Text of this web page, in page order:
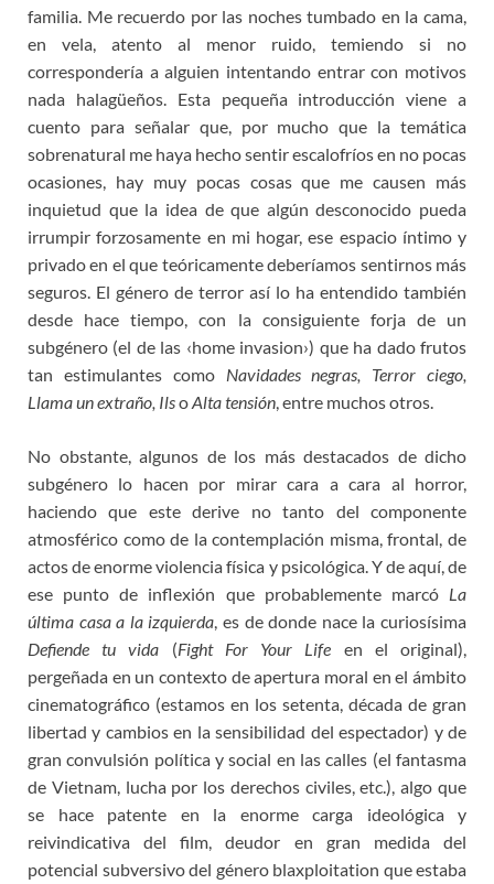
familia. Me recuerdo por las noches tumbado en la cama,
en vela, atento al menor ruido, temiendo si no
correspondería a alguien intentando entrar con motivos
nada halagüeños. Esta pequeña introducción viene a
cuento para señalar que, por mucho que la temática
sobrenatural me haya hecho sentir escalofríos en no pocas
ocasiones, hay muy pocas cosas que me causen más
inquietud que la idea de que algún desconocido pueda
irrumpir forzosamente en mi hogar, ese espacio íntimo y
privado en el que teóricamente deberíamos sentirnos más
seguros. El género de terror así lo ha entendido también
desde hace tiempo, con la consiguiente forja de un
subgénero (el de las ‹home invasion›) que ha dado frutos
tan estimulantes como Navidades negras, Terror ciego,
Llama un extraño, IlsoAlta tensión , entre muchos otros.
No obstante, algunos de los más destacados de dicho
subgénero lo hacen por mirar cara a cara al horror,
haciendo que este derive no tanto del componente
atmosférico como de la contemplación misma, frontal, de
actos de enorme violencia física y psicológica. Y de aquí, de
ese punto de inflexión que probablemente marcó La
última casa a la izquierda , es de donde nace la curiosísima
Defiende tu vida (Fight For Your Life en el original),
pergeñada en un contexto de apertura moral en el ámbito
cinematográfico (estamos en los setenta, década de gran
libertad y cambios en la sensibilidad del espectador) y de
gran convulsión política y social en las calles (el fantasma
de Vietnam, lucha por los derechos civiles, etc.), algo que
se hace patente en la enorme carga ideológica y
reivindicativa del film, deudor en gran medida del
potencial subversivo del género blaxploitation que estaba